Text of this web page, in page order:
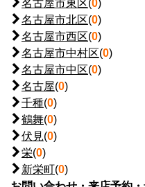
名古屋市東区(0)
名古屋市北区(0)
名古屋市西区(0)
名古屋市中村区(0)
名古屋市中区(0)
名古屋(0)
千種(0)
鶴舞(0)
伏見(0)
栄(0)
新栄町(0)